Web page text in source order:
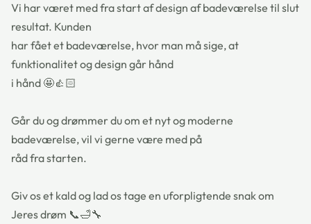
Vi har været med fra start af design af badeværelse til slut
resultat. Kunden
har fået et badeværelse, hvor man må sige, at
funktionalitet og design går hånd
i hånd 🤩👍🏻
Går du og drømmer du om et nyt og moderne
badeværelse, vil vi gerne være med på
råd fra starten.
Giv os et kald og lad os tage en uforpligtende snak om
Jeres drøm 📞🛁🔧